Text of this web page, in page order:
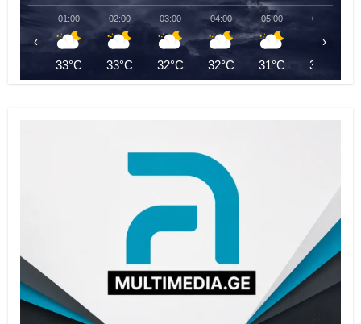
01:00
33°C
02:00
33°C
03:00
32°C
04:00
32°C
05:00
31°C
06:00
31°C
‹ ›